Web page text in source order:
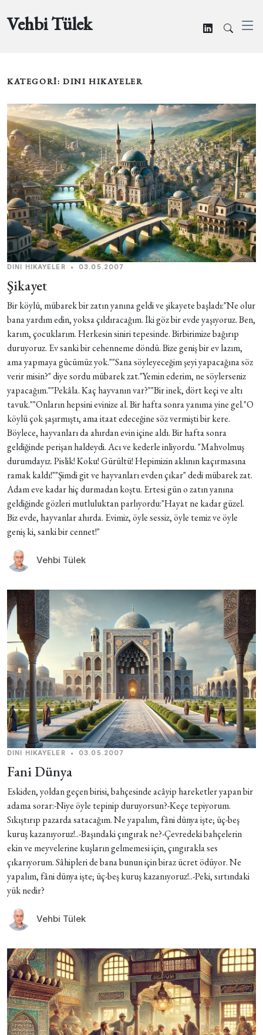
Vehbi Tülek
KATEGORİ: DINI HIKAYELER
DINI HIKAYELER • 03.05.2007
Şikayet
Bir köylü, mübarek bir zatın yanına geldi ve şikayete başladı:"Ne olur
bana yardım edin, yoksa çıldıracağım. İki göz bir evde yaşıyoruz. Ben,
karım, çocuklarım. Herkesin siniri tepesinde. Birbirimize bağırıp
duruyoruz. Ev sanki bir cehenneme döndü. Bize geniş bir ev lazım,
ama yapmaya gücümüz yok.""Sana söyleyeceğim şeyi yapacağına söz
verir misin?" diye sordu mübarek zat."Yemin ederim, ne söylerseniz
yapacağım.""Pekâla. Kaç hayvanın var?""Bir inek, dört keçi ve altı
tavuk.""Onların hepsini evinize al. Bir hafta sonra yanıma yine gel."O
köylü çok şaşırmıştı, ama itaat edeceğine söz vermişti bir kere.
Böylece, hayvanları da ahırdan evin içine aldı. Bir hafta sonra
geldiğinde perişan haldeydi. Acı ve kederle inliyordu. "Mahvolmuş
durumdayız. Pislik! Koku! Gürültü! Hepimizin aklının kaçırmasına
ramak kaldı!""Şimdi git ve hayvanları evden çıkar" dedi mübarek zat.
Adam eve kadar hiç durmadan koştu. Ertesi gün o zatın yanına
geldiğinde gözleri mutluluktan parlıyordu:"Hayat ne kadar güzel.
Biz evde, hayvanlar ahırda. Evimiz, öyle sessiz, öyle temiz ve öyle
geniş ki, sanki bir cennet!"
Vehbi Tülek
DINI HIKAYELER • 03.05.2007
Fani Dünya
Eskiden, yoldan geçen birisi, bahçesinde acâyip hareketler yapan bir
adama sorar:-Niye öyle tepinip duruyorsun?-Keçe tepiyorum.
Sıkıştırıp pazarda satacağım. Ne yapalım, fâni dünya işte; üç-beş
kuruş kazanıyoruz!..-Başındaki çıngırak ne?-Çevredeki bahçelerin
ekin ve meyvelerine kuşların gelmemesi için, çıngırakla ses
çıkarıyorum. Sâhipleri de bana bunun için biraz ücret ödüyor. Ne
yapalım, fâni dünya işte; üç-beş kuruş kazanıyoruz!..-Peki, sırtındaki
yük nedir?
Vehbi Tülek